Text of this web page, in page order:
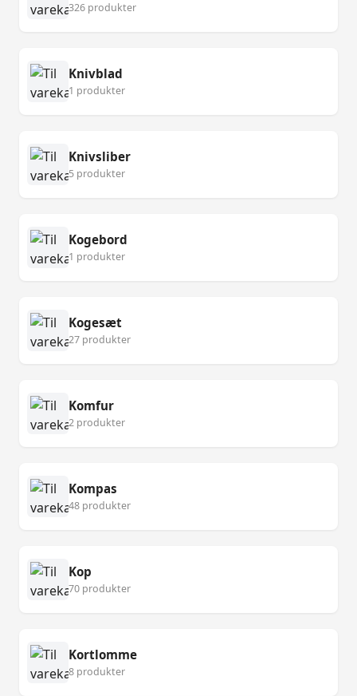
326 produkter
Knivblad
1 produkter
Knivsliber
5 produkter
Kogebord
1 produkter
Kogesæt
27 produkter
Komfur
2 produkter
Kompas
48 produkter
Kop
70 produkter
Kortlomme
8 produkter